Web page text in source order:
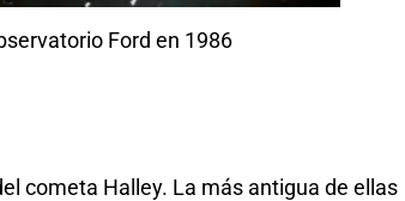
Ford en 1986
cometa Halley. La más antigua de ellas